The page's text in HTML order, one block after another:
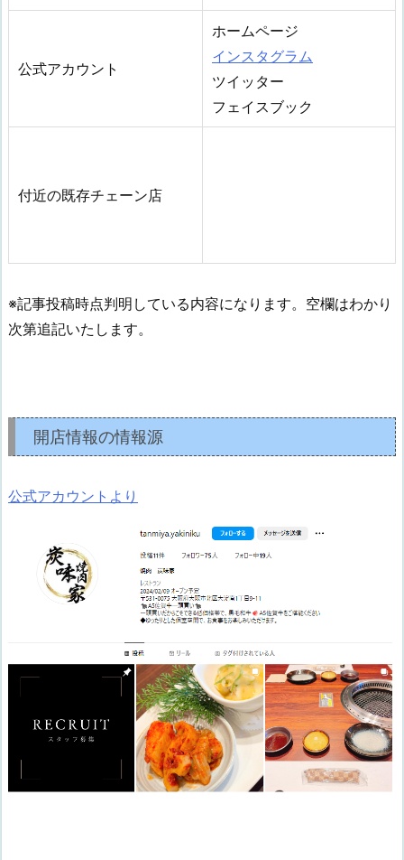
公式アカウント
ホームページ
インスタグラム
ツイッター
フェイスブック
付近の既存チェーン店
※記事投稿時点判明している内容になります。空欄はわかり
次第追記いたします。
開店情報の情報源
公式アカウントより